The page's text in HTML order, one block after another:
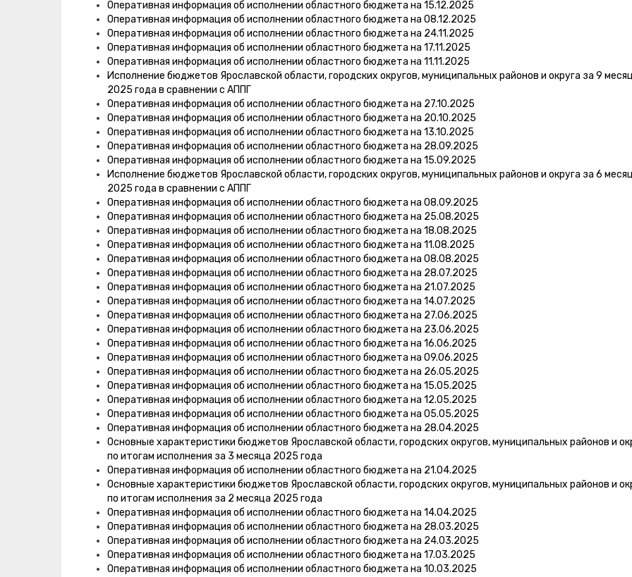
Оперативная информация об исполнении областного бюджета на 15.12.2025
Оперативная информация об исполнении областного бюджета на 08.12.2025
Оперативная информация об исполнении областного бюджета на 24.11.2025
Оперативная информация об исполнении областного бюджета на 17.11.2025
Оперативная информация об исполнении областного бюджета на 11.11.2025
Исполнение бюджетов Ярославской области, городских округов, муниципальных районов и округа за 9
2025 года в сравнении с АППГ
Оперативная информация об исполнении областного бюджета на 27.10.2025
Оперативная информация об исполнении областного бюджета на 20.10.2025
Оперативная информация об исполнении областного бюджета на 13.10.2025
Оперативная информация об исполнении областного бюджета на 28.09.2025
Оперативная информация об исполнении областного бюджета на 15.09.2025
Исполнение бюджетов Ярославской области, городских округов, муниципальных районов и округа за 6
2025 года в сравнении с АППГ
Оперативная информация об исполнении областного бюджета на 08.09.2025
Оперативная информация об исполнении областного бюджета на 25.08.2025
Оперативная информация об исполнении областного бюджета на 18.08.2025
Оперативная информация об исполнении областного бюджета на 11.08.2025
Оперативная информация об исполнении областного бюджета на 08.08.2025
Оперативная информация об исполнении областного бюджета на 28.07.2025
Оперативная информация об исполнении областного бюджета на 21.07.2025
Оперативная информация об исполнении областного бюджета на 14.07.2025
Оперативная информация об исполнении областного бюджета на 27.06.2025
Оперативная информация об исполнении областного бюджета на 23.06.2025
Оперативная информация об исполнении областного бюджета на 16.06.2025
Оперативная информация об исполнении областного бюджета на 09.06.2025
Оперативная информация об исполнении областного бюджета на 26.05.2025
Оперативная информация об исполнении областного бюджета на 15.05.2025
Оперативная информация об исполнении областного бюджета на 12.05.2025
Оперативная информация об исполнении областного бюджета на 05.05.2025
Оперативная информация об исполнении областного бюджета на 28.04.2025
Основные характеристики бюджетов Ярославской области, городских округов, муниципальных районов и
по итогам исполнения за 3 месяца 2025 года
Оперативная информация об исполнении областного бюджета на 21.04.2025
Основные характеристики бюджетов Ярославской области, городских округов, муниципальных районов и
по итогам исполнения за 2 месяца 2025 года
Оперативная информация об исполнении областного бюджета на 14.04.2025
Оперативная информация об исполнении областного бюджета на 28.03.2025
Оперативная информация об исполнении областного бюджета на 24.03.2025
Оперативная информация об исполнении областного бюджета на 17.03.2025
Оперативная информация об исполнении областного бюджета на 10.03.2025